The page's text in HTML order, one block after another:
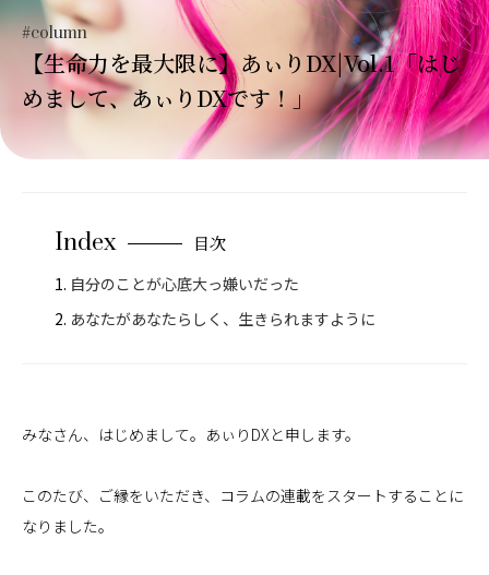
#column
【生命力を最大限に】あぃりDX|Vol.1「はじ
めまして、あぃりDXです！」
Index 目次
自分のことが心底大っ嫌いだった
あなたがあなたらしく、生きられますように
みなさん、はじめまして。あぃりDXと申します。
このたび、ご縁をいただき、コラムの連載をスタートすることに
なりました。